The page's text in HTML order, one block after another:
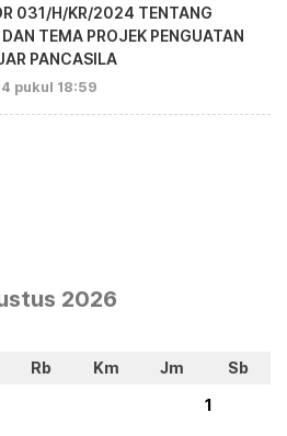
031/H/KR/2024 TENTANG
TEMA PROJEK PENGUATAN
PANCASILA
pukul 18:59
2026
Rb Km Jm
Sb
1